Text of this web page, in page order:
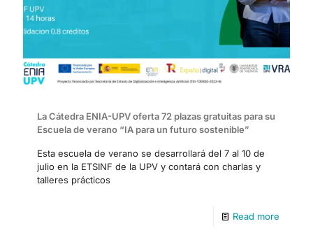
La Cátedra ENIA-UPV oferta 72 plazas gratuitas para su
Escuela de verano “IA para un futuro sostenible”
Esta escuela de verano se desarrollará del 7 al 10 de
julio en la ETSINF de la UPV y contará con charlas y
talleres prácticos
Read more